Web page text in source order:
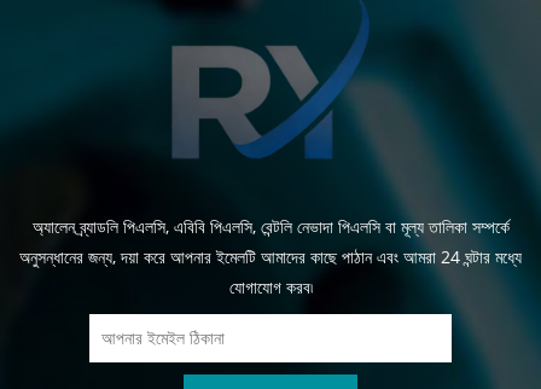
অ্যালেন ব্র্যাডলি পিএলসি, এবিবি পিএলসি, বেন্টলি নেভাদা পিএলসি বা মূল্য তালিকা সম্পর্কে
অনুসন্ধানের জন্য, দয়া করে আপনার ইমেলটি আমাদের কাছে পাঠান এবং আমরা 24 ঘন্টার মধ্যে
যোগাযোগ করব৷